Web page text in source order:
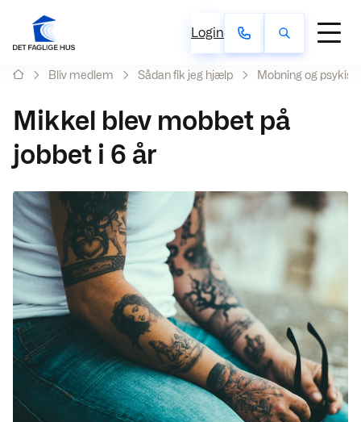
Login
Bliv medlem Sådan fik jeg hjælp Mobning og
Mikkel blev mobbet på
jobbet i 6 år